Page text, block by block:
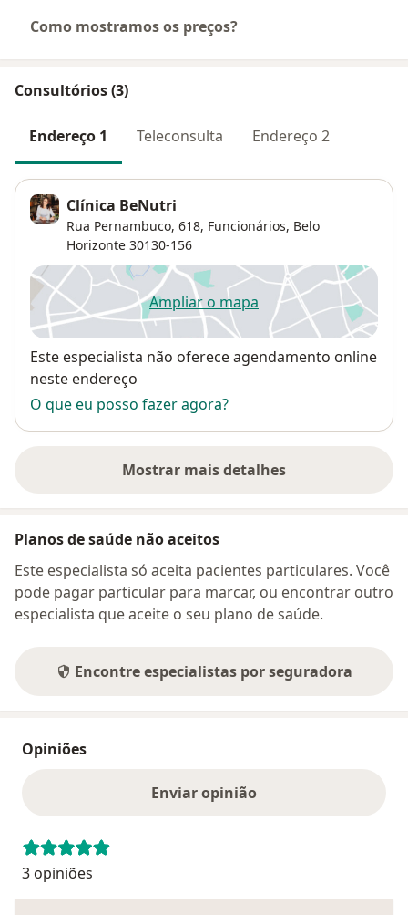
Como mostramos os preços?
Consultórios (3)
Endereço 1 Teleconsulta Endereço 2
Clínica BeNutri
Rua Pernambuco, 618, Funcionários, Belo
Horizonte 30130-156
Ampliar o mapaabre num novo separador
Disponibilidade
Este especialista não oferece agendamento online
neste endereço
O que eu posso fazer agora?
Mostrar mais detalhes
sobre o endereço
Planos de saúde não aceitos
Este especialista só aceita pacientes particulares. Você
pode pagar particular para marcar, ou encontrar outro
especialista que aceite o seu plano de saúde.
Encontre especialistas por seguradora
Opiniões
Enviar opinião
3 opiniões